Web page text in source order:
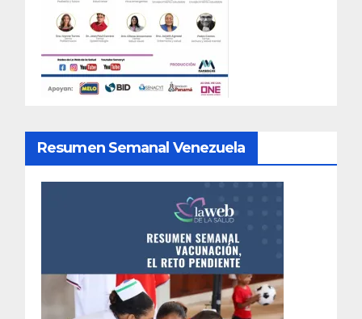
Resumen Semanal Venezuela